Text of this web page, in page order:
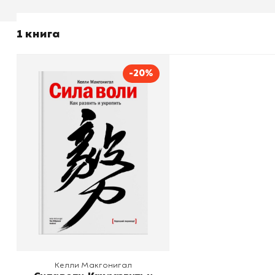
1 книга
-20%
Сила воли. Как развить и
укрепить
Манн, Иванов и Фербер
В корзину
Келли Макгонигал